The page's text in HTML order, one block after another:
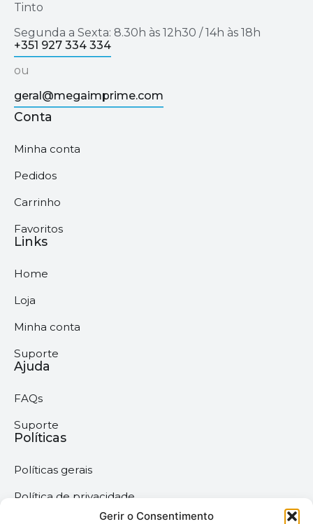
Gerir o Consentimento
Tinto
Segunda a Sexta: 8.30h às 12h30 / 14h às 18h
+351 927 334 334
ou
geral@megaimprime.com
Conta
Minha conta
Pedidos
Carrinho
Favoritos
Links
Home
Loja
Minha conta
Suporte
Ajuda
FAQs
Suporte
Políticas
Políticas gerais
Política de privacidade